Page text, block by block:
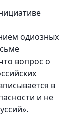
одиозных
вопрос о
в
и не